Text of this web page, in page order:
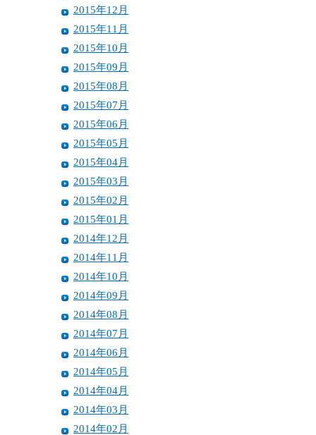
2015年12月
2015年11月
2015年10月
2015年09月
2015年08月
2015年07月
2015年06月
2015年05月
2015年04月
2015年03月
2015年02月
2015年01月
2014年12月
2014年11月
2014年10月
2014年09月
2014年08月
2014年07月
2014年06月
2014年05月
2014年04月
2014年03月
2014年02月